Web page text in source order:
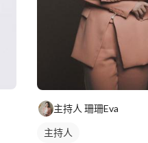
主持人 珊珊Eva
主持人